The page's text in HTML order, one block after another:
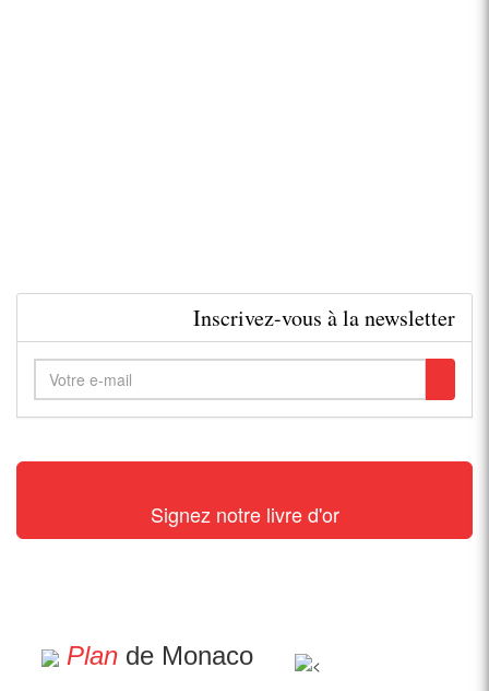
Inscrivez-vous à la newsletter
Signez notre livre d'or
Plan de Monaco